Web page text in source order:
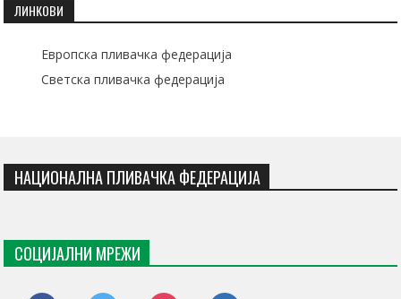
ЛИНКОВИ
Европска пливачка федерација
Светска пливачка федерација
НАЦИОНАЛНА ПЛИВАЧКА ФЕДЕРАЦИЈА
СОЦИЈАЛНИ МРЕЖИ